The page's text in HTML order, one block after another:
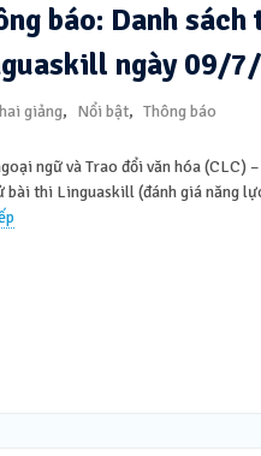
báo: Danh
ngày 09/
giảng, Nổi bật, Thông báo
ngữ và Trao đổi văn hóa (CLC)
bài thi Linguaskill (đánh giá năng